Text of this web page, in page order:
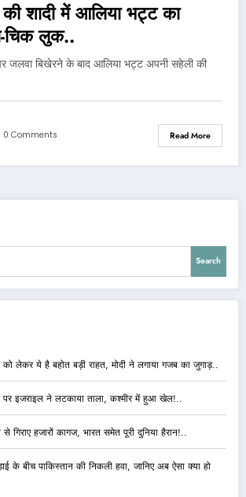
शादी में आलिया भट्ट का
चिक लुक..
जलवा बिखेरने के बाद आलिया भट्ट अपनी सहेली की
0 Comments Read More
Search
लेकर ये है बहोत बड़ी राहत, मोदी ने लगाया गजब का जुगाड़..
पर इजराइल ने लटकाया ताला, कश्मीर में हुआ खेल!..
गिराए हजारों कागज, भारत समेत पूरी दुनिया हैरान!..
के बीच पाकिस्तान की निकली हवा, जानिए अब ऐसा क्या हो